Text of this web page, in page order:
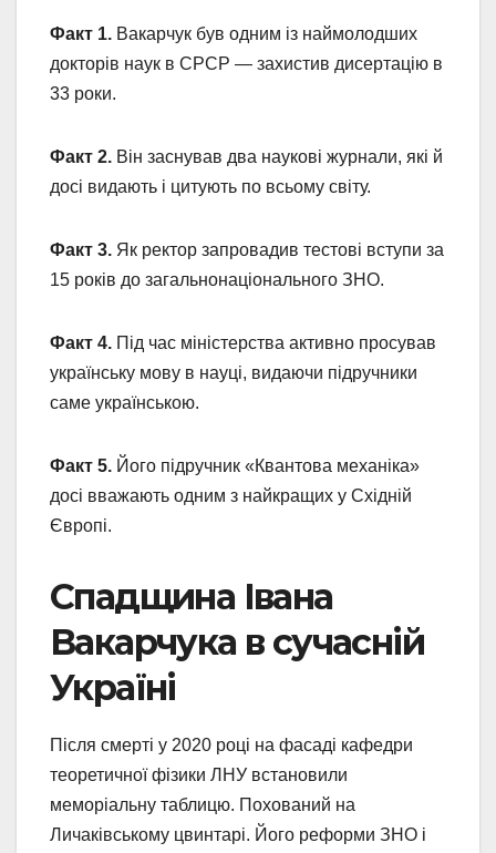
Факт 1. Вакарчук був одним із наймолодших
докторів наук в СРСР — захистив дисертацію в
33 роки.
Факт 2. Він заснував два наукові журнали, які й
досі видають і цитують по всьому світу.
Факт 3. Як ректор запровадив тестові вступи за
15 років до загальнонаціонального ЗНО.
Факт 4. Під час міністерства активно просував
українську мову в науці, видаючи підручники
саме українською.
Факт 5. Його підручник «Квантова механіка»
досі вважають одним з найкращих у Східній
Європі.
Спадщина Івана
Вакарчука в сучасній
Україні
Після смерті у 2020 році на фасаді кафедри
теоретичної фізики ЛНУ встановили
меморіальну таблицю. Похований на
Личаківському цвинтарі. Його реформи ЗНО і